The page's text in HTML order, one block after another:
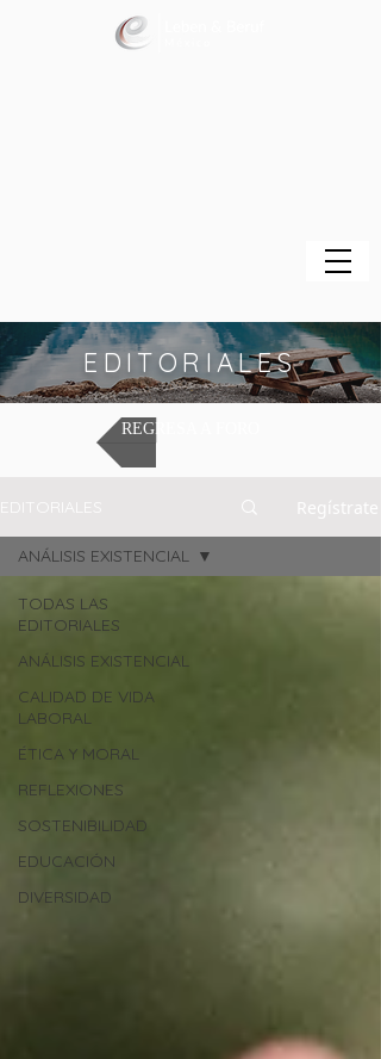
EDITORIALES
REGRESA A FORO
EDITORIALES Regístrate
TODAS LAS
EDITORIALES
ANÁLISIS EXISTENCIAL
CALIDAD DE VIDA
LABORAL
ÉTICA Y MORAL
REFLEXIONES
SOSTENIBILIDAD
EDUCACIÓN
DIVERSIDAD
ANÁLISIS EXISTENCIAL